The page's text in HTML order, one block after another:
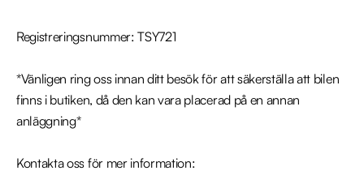
Registreringsnummer: TSY721
*Vänligen ring oss innan ditt besök för att säkerställa att bilen
finns i butiken, då den kan vara placerad på en annan
anläggning*
Kontakta oss för mer information: